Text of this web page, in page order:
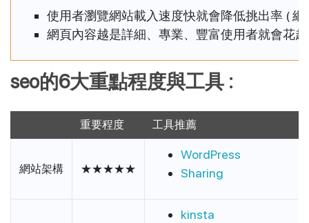
使用者瀏覽網站載入速度快就會降低挑出率 (
網頁內容越是詳細、專業、豐富使用者就會花
seo的6大重點程度與工具 :
重要程度 工具推薦
網站架構 ★★★★★
WordPress
Sharing
kinsta